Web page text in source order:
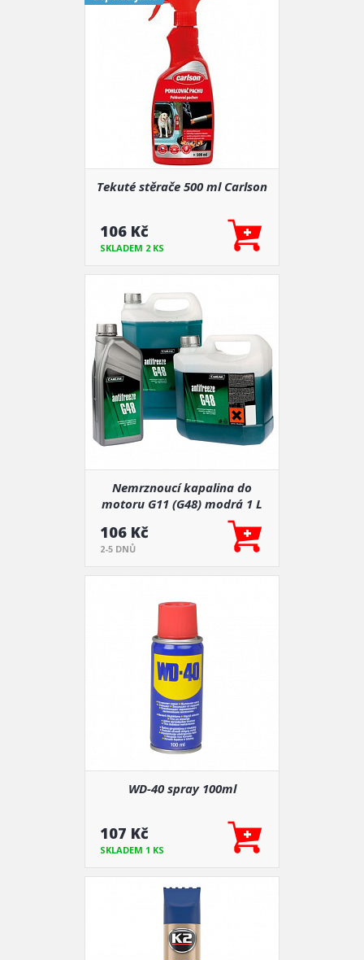
Tekuté stěrače 500 ml Carlson
106 Kč
SKLADEM 2 KS
Nemrznoucí kapalina do
motoru G11 (G48) modrá 1 L
106 Kč
2-5 DNŮ
WD-40 spray 100ml
107 Kč
SKLADEM 1 KS